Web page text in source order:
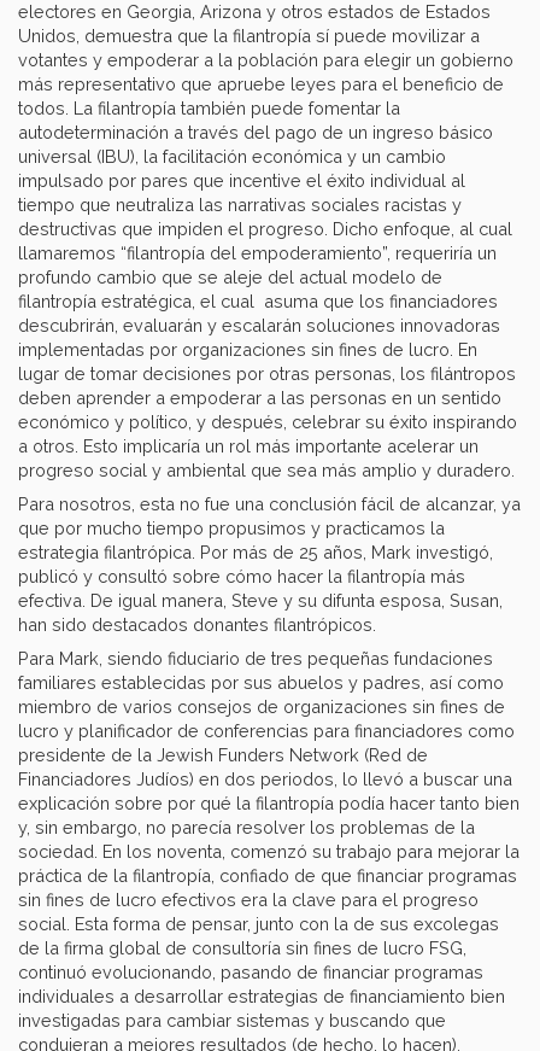
electores en Georgia, Arizona y otros estados de Estados
Unidos, demuestra que la filantropía sí puede movilizar a
votantes y empoderar a la población para elegir un gobierno
más representativo que apruebe leyes para el beneficio de
todos. La filantropía también puede fomentar la
autodeterminación a través del pago de un ingreso básico
universal (IBU), la facilitación económica y un cambio
impulsado por pares que incentive el éxito individual al
tiempo que neutraliza las narrativas sociales racistas y
destructivas que impiden el progreso. Dicho enfoque, al cual
llamaremos “filantropía del empoderamiento”, requeriría un
profundo cambio que se aleje del actual modelo de
filantropía estratégica, el cual asuma que los financiadores
descubrirán, evaluarán y escalarán soluciones innovadoras
implementadas por organizaciones sin fines de lucro. En
lugar de tomar decisiones por otras personas, los filántropos
deben aprender a empoderar a las personas en un sentido
económico y político, y después, celebrar su éxito inspirando
a otros. Esto implicaría un rol más importante acelerar un
progreso social y ambiental que sea más amplio y duradero.
Para nosotros, esta no fue una conclusión fácil de alcanzar, ya
que por mucho tiempo propusimos y practicamos la
estrategia filantrópica. Por más de 25 años, Mark investigó,
publicó y consultó sobre cómo hacer la filantropía más
efectiva. De igual manera, Steve y su difunta esposa, Susan,
han sido destacados donantes filantrópicos.
Para Mark, siendo fiduciario de tres pequeñas fundaciones
familiares establecidas por sus abuelos y padres, así como
miembro de varios consejos de organizaciones sin fines de
lucro y planificador de conferencias para financiadores como
presidente de la Jewish Funders Network (Red de
Financiadores Judíos) en dos periodos, lo llevó a buscar una
explicación sobre por qué la filantropía podía hacer tanto bien
y, sin embargo, no parecía resolver los problemas de la
sociedad. En los noventa, comenzó su trabajo para mejorar la
práctica de la filantropía, confiado de que financiar programas
sin fines de lucro efectivos era la clave para el progreso
social. Esta forma de pensar, junto con la de sus excolegas
de la firma global de consultoría sin fines de lucro FSG,
continuó evolucionando, pasando de financiar programas
individuales a desarrollar estrategias de financiamiento bien
investigadas para cambiar sistemas y buscando que
condujeran a mejores resultados (de hecho, lo hacen).